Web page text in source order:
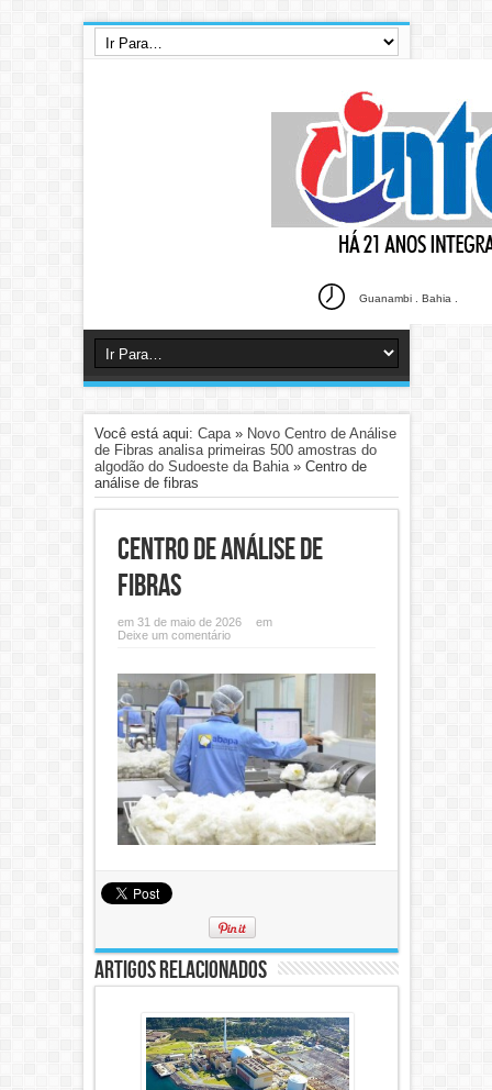
Guanambi . Bahia .
Você está aqui: Capa» Novo Centro de Análise
de Fibras analisa primeiras 500 amostras do
algodão do Sudoeste da Bahia» Centro de
análise de fibras
Centro de análise de
fibras
em 31 de maio de 2026
em
Deixe um comentário
Artigos Relacionados